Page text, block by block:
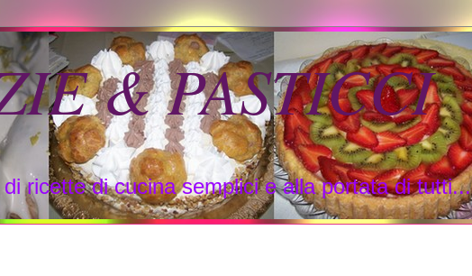
& PASTICCI
ricette di cucina semplici e alla portata di tutti...